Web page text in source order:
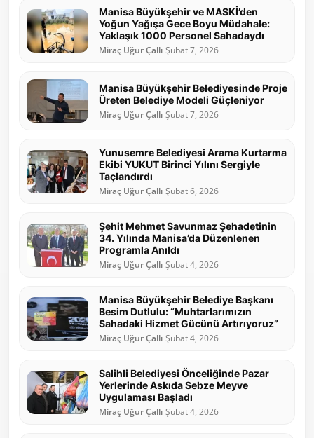
Manisa Büyükşehir ve MASKİ’den
Yoğun Yağışa Gece Boyu Müdahale:
Yaklaşık 1000 Personel Sahadaydı
Miraç Uğur Çallı Şubat 7, 2026
Manisa Büyükşehir Belediyesinde Proje
Üreten Belediye Modeli Güçleniyor
Miraç Uğur Çallı Şubat 7, 2026
Yunusemre Belediyesi Arama Kurtarma
Ekibi YUKUT Birinci Yılını Sergiyle
Taçlandırdı
Miraç Uğur Çallı Şubat 6, 2026
Şehit Mehmet Savunmaz Şehadetinin
34. Yılında Manisa’da Düzenlenen
Programla Anıldı
Miraç Uğur Çallı Şubat 4, 2026
Manisa Büyükşehir Belediye Başkanı
Besim Dutlulu: “Muhtarlarımızın
Sahadaki Hizmet Gücünü Artırıyoruz”
Miraç Uğur Çallı Şubat 4, 2026
Salihli Belediyesi Önceliğinde Pazar
Yerlerinde Askıda Sebze Meyve
Uygulaması Başladı
Miraç Uğur Çallı Şubat 4, 2026